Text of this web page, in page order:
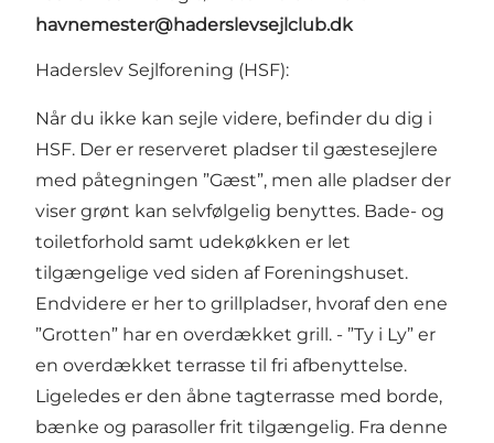
havnemester@haderslevsejlclub.dk
Haderslev Sejlforening (HSF):
Når du ikke kan sejle videre, befinder du dig i
HSF. Der er reserveret pladser til gæstesejlere
med påtegningen ”Gæst”, men alle pladser der
viser grønt kan selvfølgelig benyttes. Bade- og
toiletforhold samt udekøkken er let
tilgængelige ved siden af Foreningshuset.
Endvidere er her to grillpladser, hvoraf den ene
”Grotten” har en overdækket grill. - ”Ty i Ly” er
en overdækket terrasse til fri afbenyttelse.
Ligeledes er den åbne tagterrasse med borde,
bænke og parasoller frit tilgængelig. Fra denne